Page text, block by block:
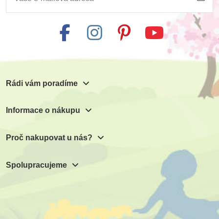
Rádi vám poradíme
Informace o nákupu
Proč nakupovat u nás?
Spolupracujeme